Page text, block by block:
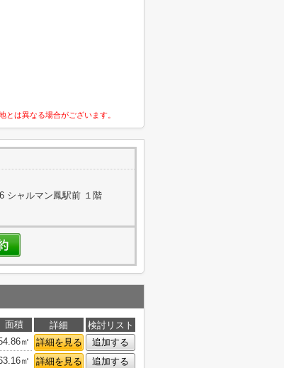
は異なる場合がございます。
シャルマン鳳駅前 １階
面積 詳細
検討リスト
㎡ 詳細を見る
追加する
㎡ 詳細を見る 追加する